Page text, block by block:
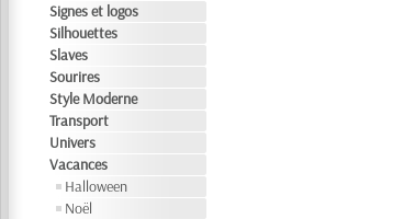
Signes et logos
Silhouettes
Slaves
Sourires
Style Moderne
Transport
Univers
Vacances
Halloween
Noël